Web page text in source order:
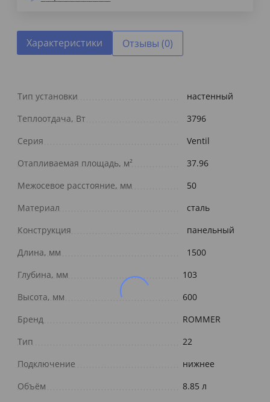
Характеристики Отзывы (0)
Тип установки
настенный
Теплоотдача, Вт
3796
Серия
Ventil
Отапливаемая площадь, м²
37.96
Межосевое расстояние, мм
50
Материал
сталь
Конструкция
панельный
Длина, мм
1500
Глубина, мм
103
Высота, мм
600
Бренд
ROMMER
Тип
22
Подключение
нижнее
Объём
8.85 л